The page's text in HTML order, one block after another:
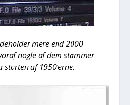
mere end 2000
nog­le af dem stam­mer
star­ten af 1950’erne.